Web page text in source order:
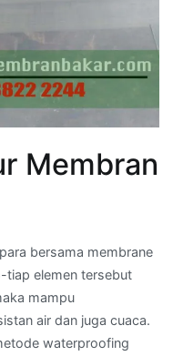
Membran
bersama membrane
tiap elemen tersebut
mampu
air dan juga cuaca.
waterproofing